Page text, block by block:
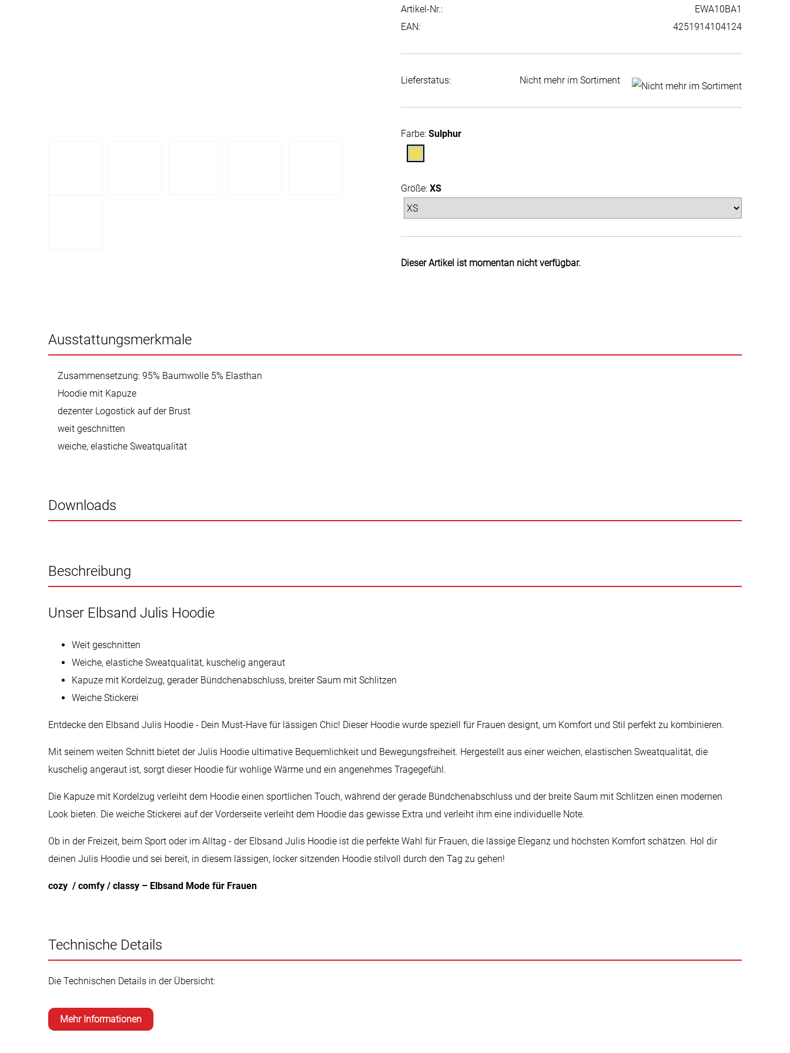
Artikel-Nr.:
EWA10BA1
EAN:
4251914104124
Lieferstatus: Nicht mehr im Sortiment
Farbe: Sulphur
Größe: XS
Dieser Artikel ist momentan nicht verfügbar.
Ausstattungsmerkmale
Zusammensetzung: 95% Baumwolle 5% Elasthan
Hoodie mit Kapuze
dezenter Logostick auf der Brust
weit geschnitten
weiche, elastiche Sweatqualität
Downloads
Beschreibung
Unser Elbsand Julis Hoodie
Weit geschnitten
Weiche, elastiche Sweatqualität, kuschelig angeraut
Kapuze mit Kordelzug, gerader Bündchenabschluss, breiter Saum mit Schlitzen
Weiche Stickerei
Entdecke den Elbsand Julis Hoodie - Dein Must-Have für lässigen Chic! Dieser Hoodie wurde speziell für Frauen designt, um Komfort und Stil perfekt zu kombinieren.
Mit seinem weiten Schnitt bietet der Julis Hoodie ultimative Bequemlichkeit und Bewegungsfreiheit. Hergestellt aus einer weichen, elastischen Sweatqualität, die
kuschelig angeraut ist, sorgt dieser Hoodie für wohlige Wärme und ein angenehmes Tragegefühl.
Die Kapuze mit Kordelzug verleiht dem Hoodie einen sportlichen Touch, während der gerade Bündchenabschluss und der breite Saum mit Schlitzen einen modernen
Look bieten. Die weiche Stickerei auf der Vorderseite verleiht dem Hoodie das gewisse Extra und verleiht ihm eine individuelle Note.
Ob in der Freizeit, beim Sport oder im Alltag - der Elbsand Julis Hoodie ist die perfekte Wahl für Frauen, die lässige Eleganz und höchsten Komfort schätzen. Hol dir
deinen Julis Hoodie und sei bereit, in diesem lässigen, locker sitzenden Hoodie stilvoll durch den Tag zu gehen!
cozy / comfy / classy – Elbsand Mode für Frauen
Technische Details
Die Technischen Details in der Übersicht:
Mehr Informationen